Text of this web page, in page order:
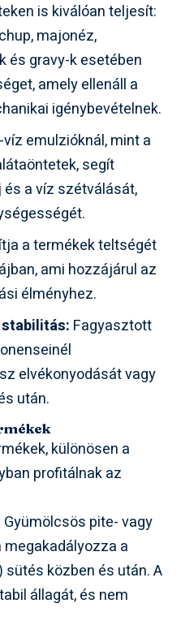
is kiválóan teljesít:
majonéz,
és gravy-k esetében
amely ellenáll a
igénybevételnek.
víz emulzióknál, mint a
segít
a víz szétválását,
a termékek teltségét
ami hozzájárul az
élményhez.
Fagyasztott
elvékonyodását vagy
után.
különösen a
profitálnak az
Gyümölcsös pite- vagy
a
közben és után. A
állagát, és nem